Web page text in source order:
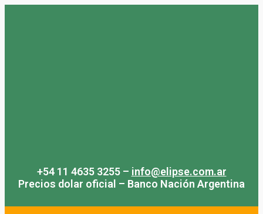
+54 11 4635 3255 – info@elipse.com.ar
Precios dolar oficial – Banco Nación Argentina